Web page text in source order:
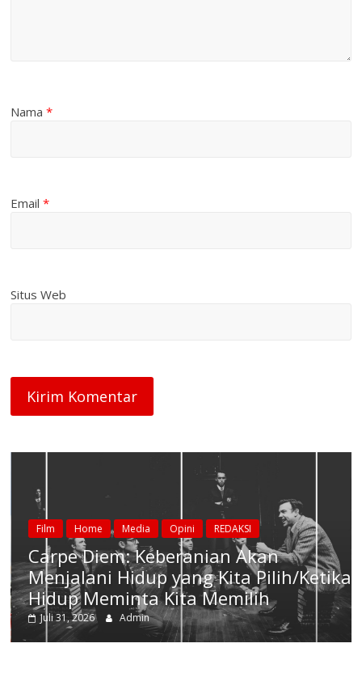
Nama*
Email*
Situs Web
Film Home Media Opini REDAKSI
Carpe Diem: Keberanian Akan
Menjalani Hidup yang Kita Pilih/Ketika
Hidup Meminta Kita Memilih
Juli 31, 2026 Admin